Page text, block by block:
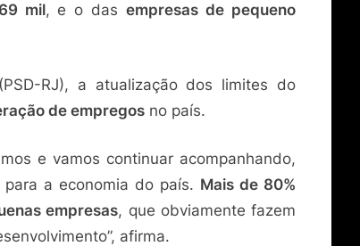
mil, e o dasempresas de pequeno
(PSD-RJ), a atualização dos limites do
de empregos no país.
e vamos continuar acompanhando,
a economia do país. Mais de 80%
empresas, que obviamente fazem
afirma.